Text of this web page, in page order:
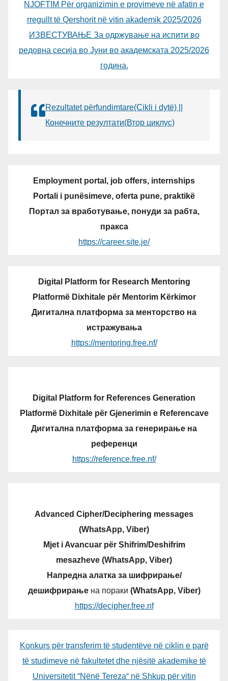
NJOFTIM Për organizimin e provimeve në afatin e
rregullt të Qershorit në vitin akademik 2025/2026
ИЗВЕСТУВАЊЕ За одржување на испити во
редовна сесија во Јуни во академската 2025/2026
година.
Rezultatet përfundimtare(Cikli i dytë) ||
Конечните резултати(Втор циклус)
Employment portal, job offers, internships
Portali i punësimeve, oferta pune, praktikë
Портал за вработување, понуди за рабта,
пракса
https://career.site.je/
Digital Platform for Research Mentoring
Platformë Dixhitale për Mentorim Kërkimor
Дигитална платформа за менторство на
истражувања
https://mentoring.free.nf/
Digital Platform for References Generation
Platformë Dixhitale për Gjenerimin e Referencave
Дигитална платформа за генерирање на
референци
https://reference.free.nf/
Advanced Cipher/Deciphering messages
(WhatsApp, Viber)
Mjet i Avancuar për Shifrim/Deshifrim
mesazheve (WhatsApp, Viber)
Напредна алатка за шифрирање/
дешифрирањена пораки (WhatsApp, Viber)
https://decipher.free.nf
Konkurs për transferim të studentëve në ciklin e parë
të studimeve në fakultetet dhe njësitë akademike të
Universitetit “Nënë Tereza“ në Shkup për vitin